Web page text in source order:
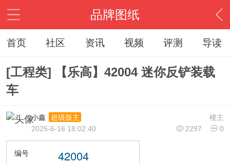
品牌图纸
首页 社区 资讯 视频 评测 导读
[工程类] 【乐高】42004 迷你反铲装载
车
楼主
小鑫
超级版主
2297
0
2025-6-16 18:02:40
编号 42004